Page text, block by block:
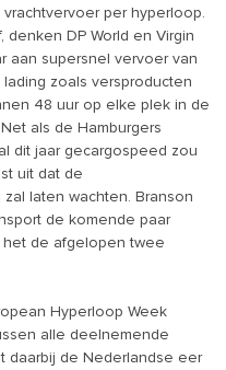
per hyperloop.
DP World en Virgin
aan supersnel vervoer van
zoals versproducten
48 uur op elke plek in de
als de Hamburgers
dit jaar gecargospeed zou
uit dat de
laten wachten. Branson
de komende paar
de afgelopen twee
Hyperloop Week
alle deelnemende
daarbij de Nederlandse eer